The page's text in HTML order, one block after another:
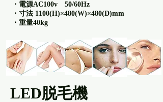
・電源AC100v 50/60Hz
・寸法 1100(H)×480(W)×480(D)mm
・重量40kg
LED脱毛機